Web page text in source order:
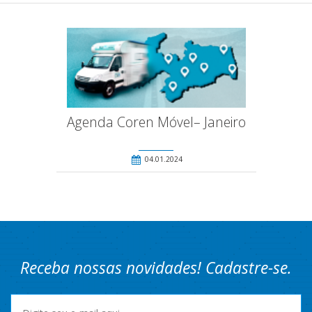
Agenda Coren Móvel– Janeiro
04.01.2024
Receba nossas novidades! Cadastre-se.